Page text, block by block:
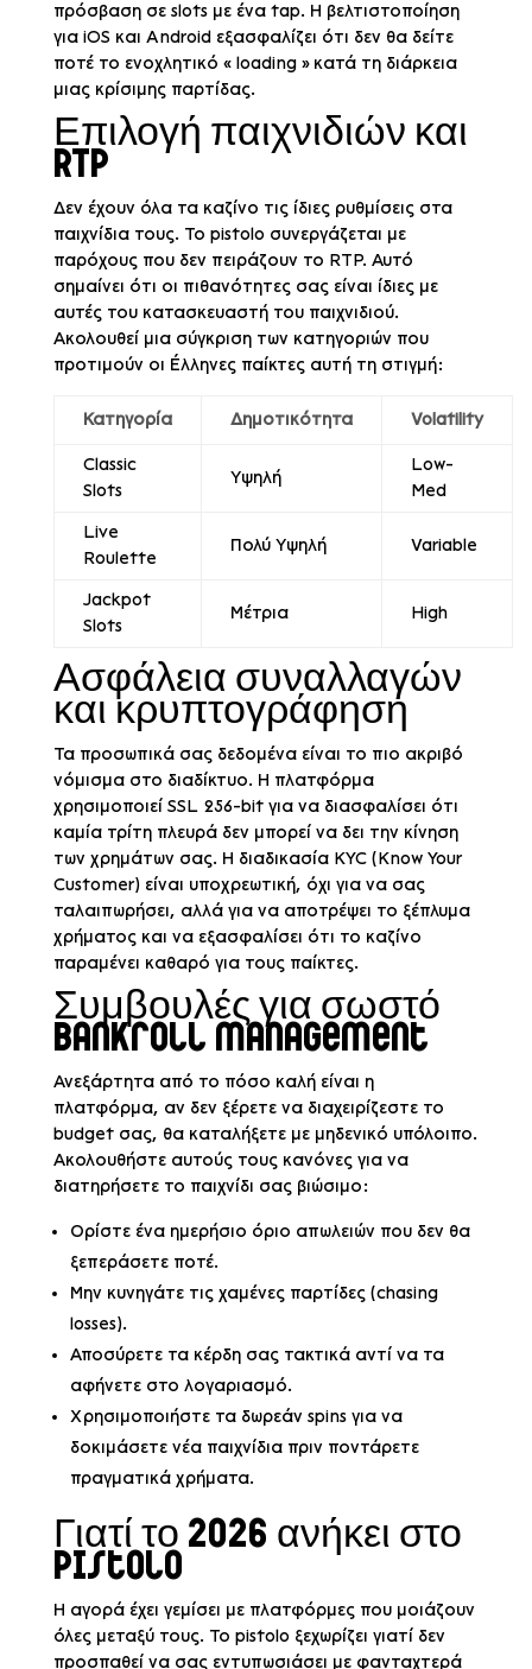
πρόσβαση σε slots με ένα tap. Η βελτιστοποίηση
για iOS και Android εξασφαλίζει ότι δεν θα δείτε
ποτέ το ενοχλητικό « loading » κατά τη διάρκεια
μιας κρίσιμης παρτίδας.
Επιλογή παιχνιδιών και
RTP
Δεν έχουν όλα τα καζίνο τις ίδιες ρυθμίσεις στα
παιχνίδια τους. Το pistolo συνεργάζεται με
παρόχους που δεν πειράζουν το RTP. Αυτό
σημαίνει ότι οι πιθανότητες σας είναι ίδιες με
αυτές του κατασκευαστή του παιχνιδιού.
Ακολουθεί μια σύγκριση των κατηγοριών που
προτιμούν οι Έλληνες παίκτες αυτή τη στιγμή:
Κατηγορία Δημοτικότητα Volatility
Classic
Slots
Υψηλή
Low-
Med
Live
Roulette
Πολύ Υψηλή Variable
Jackpot
Slots
Μέτρια High
Ασφάλεια συναλλαγών
και κρυπτογράφηση
Τα προσωπικά σας δεδομένα είναι το πιο ακριβό
νόμισμα στο διαδίκτυο. Η πλατφόρμα
χρησιμοποιεί SSL 256-bit για να διασφαλίσει ότι
καμία τρίτη πλευρά δεν μπορεί να δει την κίνηση
των χρημάτων σας. Η διαδικασία KYC (Know Your
Customer) είναι υποχρεωτική, όχι για να σας
ταλαιπωρήσει, αλλά για να αποτρέψει το ξέπλυμα
χρήματος και να εξασφαλίσει ότι το καζίνο
παραμένει καθαρό για τους παίκτες.
Συμβουλές για σωστό
bankroll management
Ανεξάρτητα από το πόσο καλή είναι η
πλατφόρμα, αν δεν ξέρετε να διαχειρίζεστε το
budget σας, θα καταλήξετε με μηδενικό υπόλοιπο.
Ακολουθήστε αυτούς τους κανόνες για να
διατηρήσετε το παιχνίδι σας βιώσιμο:
Ορίστε ένα ημερήσιο όριο απωλειών που δεν θα
ξεπεράσετε ποτέ.
Μην κυνηγάτε τις χαμένες παρτίδες (chasing
losses).
Αποσύρετε τα κέρδη σας τακτικά αντί να τα
αφήνετε στο λογαριασμό.
Χρησιμοποιήστε τα δωρεάν spins για να
δοκιμάσετε νέα παιχνίδια πριν ποντάρετε
πραγματικά χρήματα.
Γιατί το 2026 ανήκει στο
Pistolo
Η αγορά έχει γεμίσει με πλατφόρμες που μοιάζουν
όλες μεταξύ τους. Το pistolo ξεχωρίζει γιατί δεν
προσπαθεί να σας εντυπωσιάσει με φανταχτερά